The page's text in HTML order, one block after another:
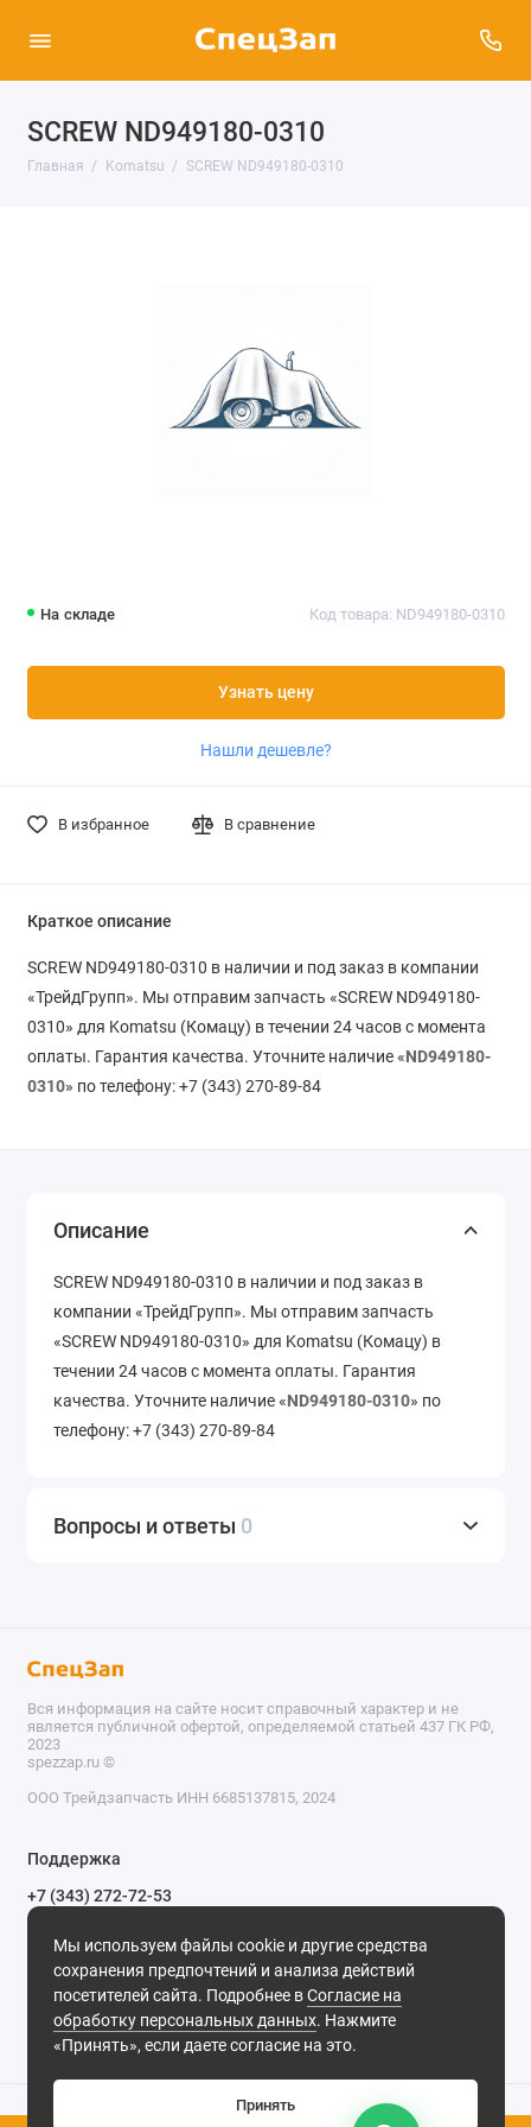
SCREW ND949180-0310
Главная Komatsu SCREW ND949180-0310
На складе Код товара: ND949180-0310
Узнать цену
Нашли дешевле?
В избранное В сравнение
Краткое описание
SCREW ND949180-0310 в наличии и под заказ в компании
«ТрейдГрупп». Мы отправим запчасть «SCREW ND949180-
0310» для Komatsu (Комацу) в течении 24 часов с момента
оплаты. Гарантия качества. Уточните наличие «ND949180-
0310» по телефону: +7 (343) 270-89-84
Описание
SCREW ND949180-0310 в наличии и под заказ в
компании «ТрейдГрупп». Мы отправим запчасть
«SCREW ND949180-0310» для Komatsu (Комацу) в
течении 24 часов с момента оплаты. Гарантия
качества. Уточните наличие «ND949180-0310» по
телефону: +7 (343) 270-89-84
Вопросы и ответы 0
Мы используем файлы cookie и другие средства
сохранения предпочтений и анализа действий
посетителей сайта. Подробнее вСогласие на
обработку персональных данных. Нажмите
«Принять», если даете согласие на это.
Принять
Вся информация на сайте носит справочный характер и не
является публичной офертой, определяемой статьей 437 ГК РФ,
2023
spezzap.ru ©️
ООО Трейдзапчасть ИНН 6685137815, 2024
Поддержка
+7 (343) 272-72-53
Обратный звонок
620030, г. Екатеринбург, ул. Карьерная, д. 14, оф. 14.
Мы в сети